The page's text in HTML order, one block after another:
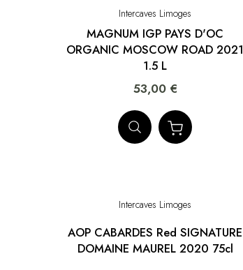
Intercaves Limoges
MAGNUM IGP PAYS D'OC
ORGANIC MOSCOW ROAD 2021
1.5 L
53,00 €
Intercaves Limoges
AOP CABARDES Red SIGNATURE
DOMAINE MAUREL 2020 75cl